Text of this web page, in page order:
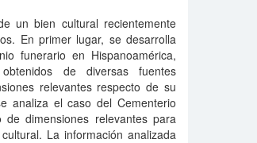
un bien cultural recientemente
En primer lugar, se desarrolla
funerario en Hispanoamérica,
de diversas fuentes
relevantes respecto de su
analiza el caso del Cementerio
dimensiones relevantes para
La información analizada